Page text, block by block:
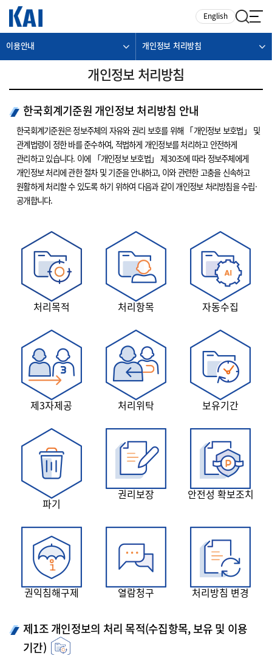
English
이용안내 개인정보 처리방침
개인정보 처리방침
한국회계기준원 개인정보 처리방침 안내
한국회계기준원은 정보주체의 자유와 권리 보호를 위해 「개인정보 보호법」 및
관계법령이 정한 바를 준수하여, 적법하게 개인정보를 처리하고 안전하게
관리하고 있습니다. 이에 「개인정보 보호법」 제30조에 따라 정보주체에게
개인정보 처리에 관한 절차 및 기준을 안내하고, 이와 관련한 고충을 신속하고
원활하게 처리할 수 있도록 하기 위하여 다음과 같이 개인정보 처리방침을 수립·
공개합니다.
처리목적 처리항목 자동수집
제3자제공 처리위탁 보유기간
파기
권리보장 안전성 확보조치
권익침해구제 열람청구 처리방침 변경
제1조 개인정보의 처리 목적(수집항목, 보유 및 이용
기간)